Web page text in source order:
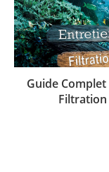
Guide
Filtration